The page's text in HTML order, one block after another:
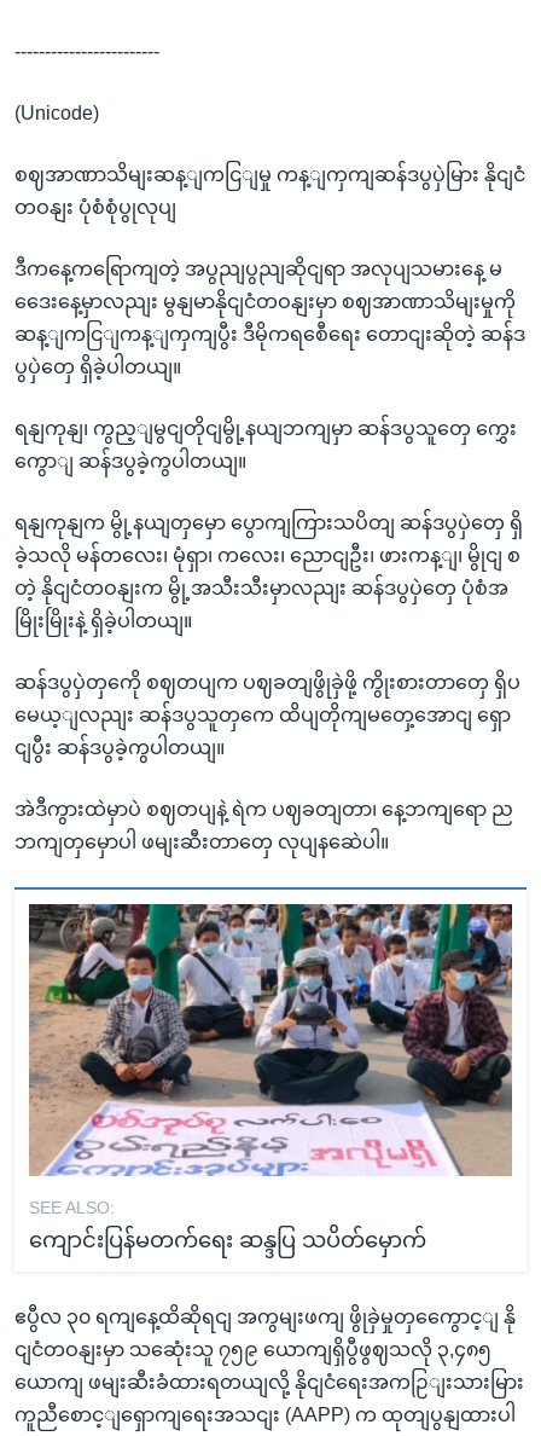
------------------------
(Unicode)
စဈအာဏာသိမျးဆန့ျကငြျမှု ကန့ျကှကျဆန်ဒပွပှဲမြား နိုငျငံ
တဝနျး ပုံစံစုံပွုလုပျ
ဒီကနေ့ကရြောကျတဲ့ အပွညျပွညျဆိုငျရာ အလုပျသမားနေ့ မ
ဒေေးနေ့မှာလညျး မွနျမာနိုငျငံတဝနျးမှာ စဈအာဏာသိမျးမှုကို
ဆန့ျကငြျကန့ျကှကျပွီး ဒီမိုကရစေီရေး တောငျးဆိုတဲ့ ဆန်ဒ
ပွပှဲတှေ ရှိခဲ့ပါတယျ။
ရနျကုနျ၊ ကွည့ျမွငျတိုငျမွို့နယျဘကျမှာ ဆန်ဒပွသူတှေ ကွှေး
ကွောျ ဆန်ဒပွခဲ့ကွပါတယျ။
ရနျကုနျက မွို့နယျတှမှော ပွောကျကြားသပိတျ ဆန်ဒပွပှဲတှေ ရှိ
ခဲ့သလို မန်တလေး၊ မုံရှာ၊ ကလေး၊ ညောငျဦး၊ ဖားကန့ျ၊ မွိုငျ စ
တဲ့ နိုငျငံတဝနျးက မွို့အသီးသီးမှာလညျး ဆန်ဒပွပှဲတှေ ပုံစံအ
မြိုးမြိုးနဲ့ ရှိခဲ့ပါတယျ။
ဆန်ဒပွပှဲတှကေို စဈတပျက ပဈခတျဖွိုခှဲဖို့ ကွိုးစားတာတှေ ရှိပ
မေယ့ျလညျး ဆန်ဒပွသူတှကေ ထိပျတိုကျမတှေ့အောငျ ရှော
ငျပွီး ဆန်ဒပွခဲ့ကွပါတယျ။
အဲဒီကွားထဲမှာပဲ စဈတပျနဲ့ ရဲက ပဈခတျတာ၊ နေ့ဘကျရော ည
ဘကျတှမှောပါ ဖမျးဆီးတာတှေ လုပျနဆေဲပါ။
SEE ALSO:
ကျောင်းပြန်မတက်ရေး ဆန္ဒပြ သပိတ်မှောက်
ဧပွီလ ၃၀ ရကျနေ့ထိဆိုရငျ အကွမျးဖကျ ဖွိုခှဲမှုတှကွေောင့ျ နို
ငျငံတဝနျးမှာ သဆေုံးသူ ၇၅၉ ယောကျရှိပွီဖွဈသလို ၃,၄၈၅
ယောကျ ဖမျးဆီးခံထားရတယျလို့ နိုငျငံရေးအကဉြျးသားမြား
ကူညီစောင့ျရှောကျရေးအသငျး (AAPP) က ထုတျပွနျထားပါ